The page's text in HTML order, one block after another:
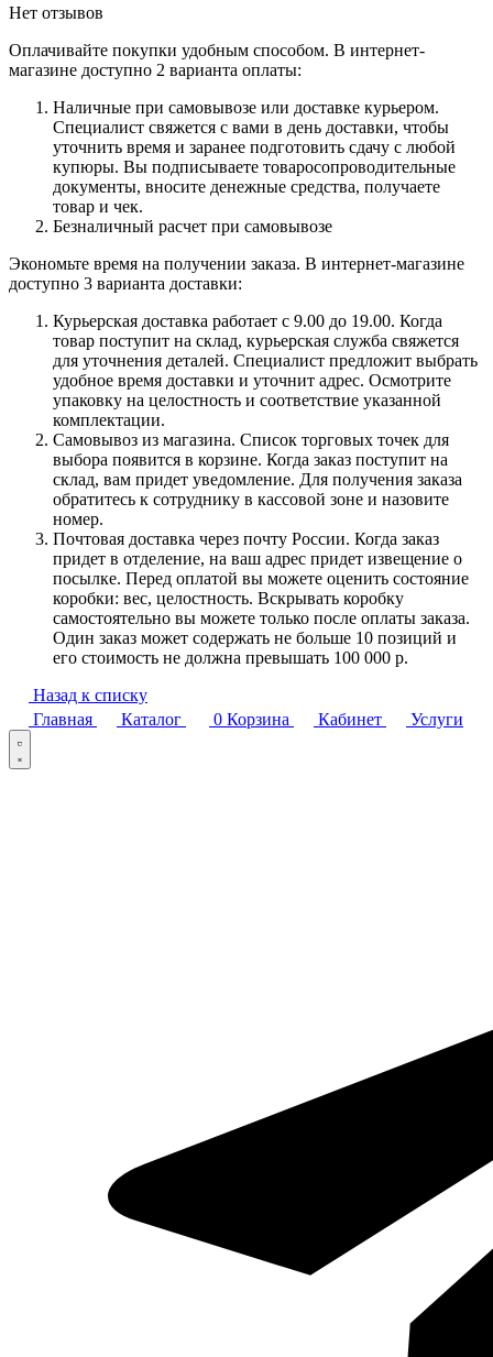
Нет отзывов
Оплачивайте покупки удобным способом. В интернет-
магазине доступно 2 варианта оплаты:
Наличные при самовывозе или доставке курьером.
Специалист свяжется с вами в день доставки, чтобы
уточнить время и заранее подготовить сдачу с любой
купюры. Вы подписываете товаросопроводительные
документы, вносите денежные средства, получаете
товар и чек.
Безналичный расчет при самовывозе
Экономьте время на получении заказа. В интернет-магазине
доступно 3 варианта доставки:
Курьерская доставка работает с 9.00 до 19.00. Когда
товар поступит на склад, курьерская служба свяжется
для уточнения деталей. Специалист предложит выбрать
удобное время доставки и уточнит адрес. Осмотрите
упаковку на целостность и соответствие указанной
комплектации.
Самовывоз из магазина. Список торговых точек для
выбора появится в корзине. Когда заказ поступит на
склад, вам придет уведомление. Для получения заказа
обратитесь к сотруднику в кассовой зоне и назовите
номер.
Почтовая доставка через почту России. Когда заказ
придет в отделение, на ваш адрес придет извещение о
посылке. Перед оплатой вы можете оценить состояние
коробки: вес, целостность. Вскрывать коробку
самостоятельно вы можете только после оплаты заказа.
Один заказ может содержать не больше 10 позиций и
его стоимость не должна превышать 100 000 р.
Назад к списку
Главная
Каталог 0 Корзина Кабинет Услуги